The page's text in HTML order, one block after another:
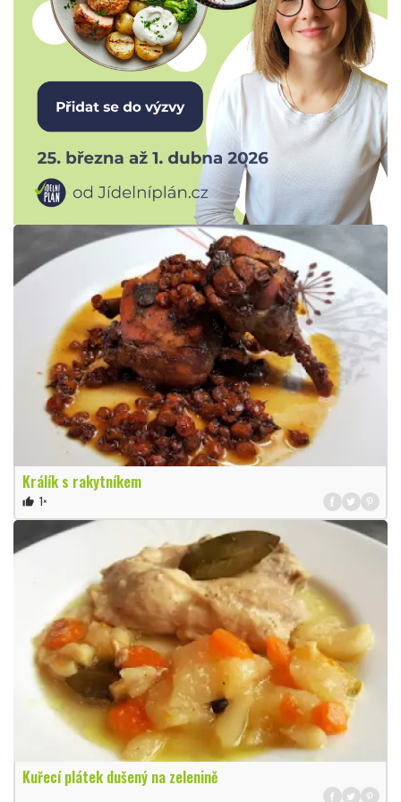
Králík s rakytníkem
thumb_up 1×
Kuřecí plátek dušený na zelenině